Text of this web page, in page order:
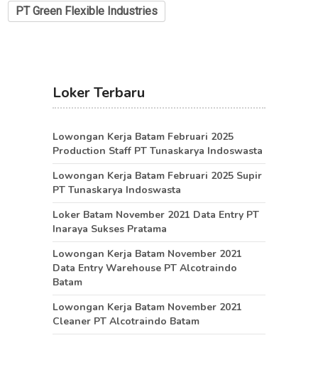
PT Green Flexible Industries
Loker Terbaru
Lowongan Kerja Batam Februari 2025
Production Staff PT Tunaskarya Indoswasta
Lowongan Kerja Batam Februari 2025 Supir
PT Tunaskarya Indoswasta
Loker Batam November 2021 Data Entry PT
Inaraya Sukses Pratama
Lowongan Kerja Batam November 2021
Data Entry Warehouse PT Alcotraindo
Batam
Lowongan Kerja Batam November 2021
Cleaner PT Alcotraindo Batam